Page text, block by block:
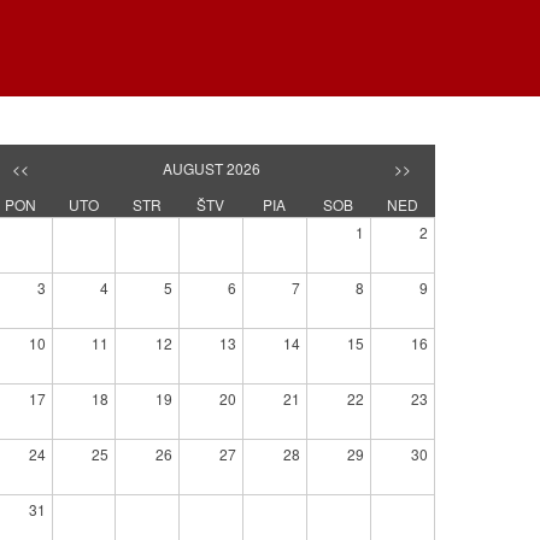
<< AUGUST 2026
>>
PON
UTO STR ŠTV PIA SOB
NED
1
2
3 4 5 6 7 8 9
10 11 12 13 14 15 16
17 18 19 20 21 22 23
24 25 26 27 28 29 30
31